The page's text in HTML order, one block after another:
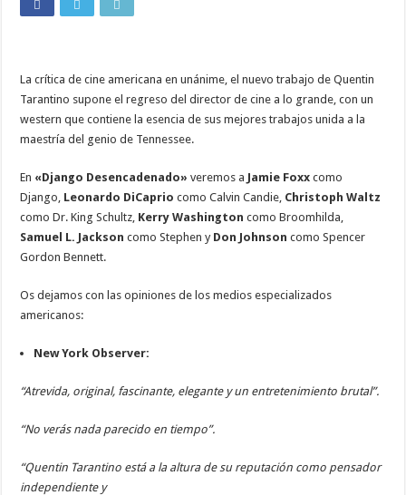
La crítica de cine americana en unánime, el nuevo trabajo de Quentin
Tarantino supone el regreso del director de cine a lo grande, con un
western que contiene la esencia de sus mejores trabajos unida a la
maestría del genio de Tennessee.
En «Django Desencadenado» veremos a Jamie Foxx como
Django, Leonardo DiCaprio como Calvin Candie, Christoph Waltz
como Dr. King Schultz, Kerry Washington como Broomhilda,
Samuel L. Jackson como Stephen yDon Johnson como Spencer
Gordon Bennett.
Os dejamos con las opiniones de los medios especializados
americanos:
New York Observer:
“Atrevida, original, fascinante, elegante y un entretenimiento brutal”.
“No verás nada parecido en tiempo”.
“Quentin Tarantino está a la altura de su reputación como pensador
independiente y